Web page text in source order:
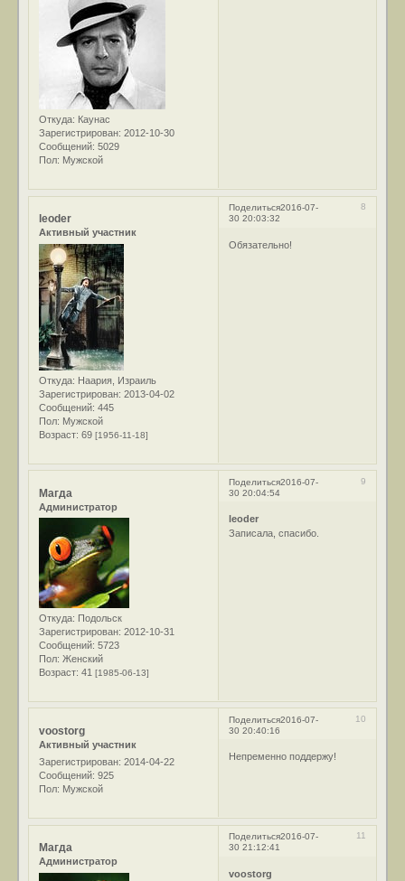
Откуда: Каунас
Зарегистрирован: 2012-10-30
Сообщений: 5029
Пол: Мужской
Поделиться 8
2016-07-
30 20:03:32
leoder
Активный участник
Откуда: Наария, Израиль
Зарегистрирован: 2013-04-02
Сообщений: 445
Пол: Мужской
Возраст: 69[1956-11-18]
Обязательно!
Поделиться 9
2016-07-
30 20:04:54
Магда
Администратор
Откуда: Подольск
Зарегистрирован: 2012-10-31
Сообщений: 5723
Пол: Женский
Возраст: 41[1985-06-13]
leoder
Записала, спасибо.
Поделиться 10
2016-07-
30 20:40:16
voostorg
Активный участник
Зарегистрирован: 2014-04-22
Сообщений: 925
Пол: Мужской
Непременно поддержу!
Поделиться 11
2016-07-
30 21:12:41
Магда
Администратор
voostorg